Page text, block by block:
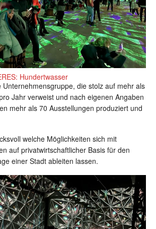
Hundertwasser
Unternehmensgruppe, die stolz auf mehr als
Jahr verweist und nach eigenen Angaben
mehr als 70 Ausstellungen produziert und
welche Möglichkeiten sich mit
auf privatwirtschaftlicher Basis für den
einer Stadt ableiten lassen.